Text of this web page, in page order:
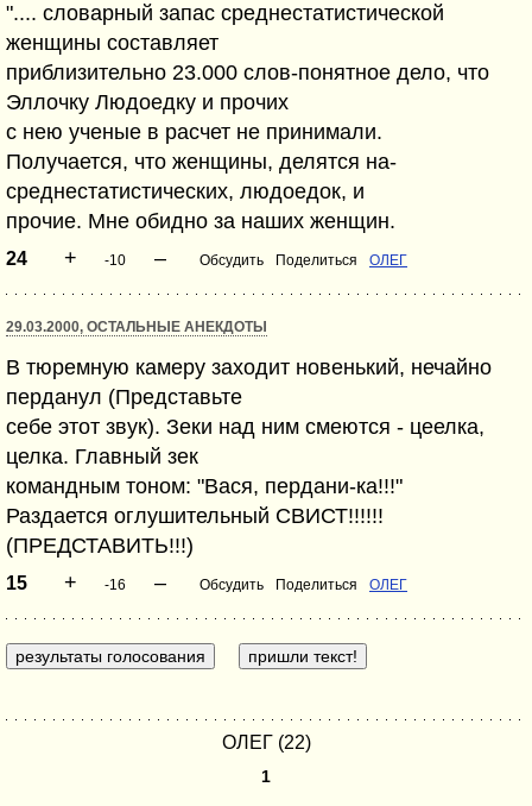
".... словарный запас среднестатистической
женщины составляет
приблизительно 23.000 слов-понятное дело, что
Эллочку Людоедку и прочих
с нею ученые в расчет не принимали.
Получается, что женщины, делятся на-
среднестатистических, людоедок, и
прочие. Мне обидно за наших женщин.
24 + -10 – Обсудить Поделиться ОЛЕГ
29.03.2000, ОСТАЛЬНЫЕ АНЕКДОТЫ
В тюремную камеру заходит новенький, нечайно
перданул (Представьте
себе этот звук). Зеки над ним смеются - цеелка,
целка. Главный зек
командным тоном: "Вася, пердани-ка!!!"
Раздается оглушительный СВИСТ!!!!!!
(ПРЕДСТАВИТЬ!!!)
15 + -16 – Обсудить Поделиться ОЛЕГ
ОЛЕГ (22)
1